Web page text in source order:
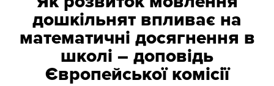
дошкільнят впливає на
математичні досягнення в
школі – доповідь
Європейської комісії